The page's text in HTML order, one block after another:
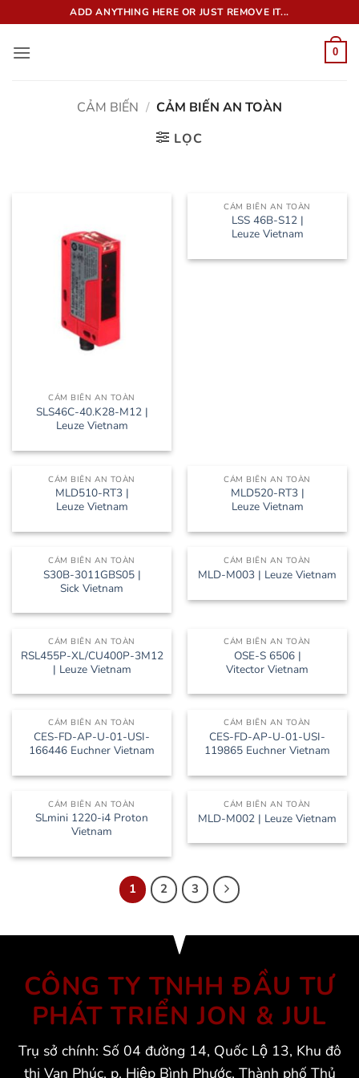
qua
nội
ADD ANYTHING HERE OR JUST REMOVE IT...
0
CẢM BIẾN / CẢM BIẾN AN TOÀN
LỌC
CẢM BIẾN AN TOÀN
SLS46C-40.K28-M12 |
Leuze Vietnam
CẢM BIẾN AN TOÀN
LSS 46B-S12 |
Leuze Vietnam
CẢM BIẾN AN TOÀN
MLD510-RT3 |
Leuze Vietnam
CẢM BIẾN AN TOÀN
MLD520-RT3 |
Leuze Vietnam
CẢM BIẾN AN TOÀN
S30B-3011GBS05 |
Sick Vietnam
CẢM BIẾN AN TOÀN
MLD-M003 | Leuze Vietnam
CẢM BIẾN AN TOÀN
RSL455P-XL/CU400P-3M12
| Leuze Vietnam
CẢM BIẾN AN TOÀN
OSE-S 6506 |
Vitector Vietnam
CẢM BIẾN AN TOÀN
CES-FD-AP-U-01-USI-
166446 Euchner Vietnam
CẢM BIẾN AN TOÀN
CES-FD-AP-U-01-USI-
119865 Euchner Vietnam
CẢM BIẾN AN TOÀN
SLmini 1220-i4 Proton
Vietnam
CẢM BIẾN AN TOÀN
MLD-M002 | Leuze Vietnam
1 2 3
CÔNG TY TNHH ĐẦU TƯ
PHÁT TRIỂN JON & JUL
Trụ sở chính: Số 04 đường 14, Quốc Lộ 13, Khu đô
thị Vạn Phúc, p. Hiệp Bình Phước, Thành phố Thủ